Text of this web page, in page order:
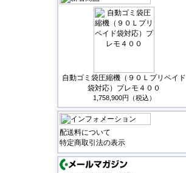
自動ゴミ袋圧縮機（９０Ｌプリペイド
袋対応）プレモ４００
1,758,900円（税込）
配送料について
特定商取引法の表示